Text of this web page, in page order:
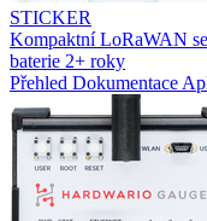
STICKER
Kompaktní LoRaWAN
baterie 2+ roky
Přehled Dokumentace